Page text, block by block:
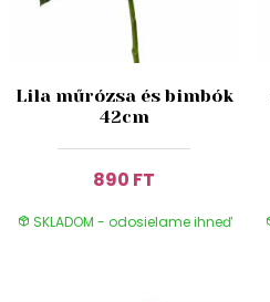
Lila műrózsa és bimbók
42cm
890 FT
SKLADOM - odosielame ihneď